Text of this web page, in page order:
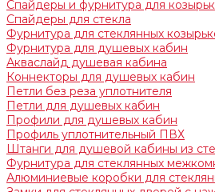
Спайдеры и фурнитура для
Спайдеры для стекла
Фурнитура для стеклянных
Фурнитура для душевых кабин
Акваслайд душевая кабина
Коннекторы для душевых кабин
Петли без реза уплотнителя
Петли для душевых кабин
Профили для душевых кабин
Профиль уплотнительный ПВХ
Штанги для душевой кабины из
Фурнитура для стеклянных
Алюминиевые коробки для